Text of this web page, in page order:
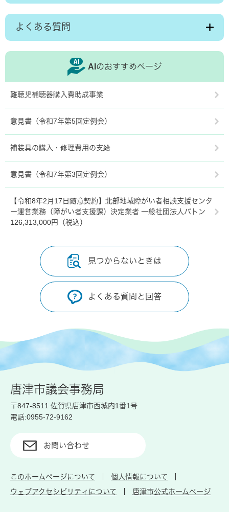
よくある質問
AIのおすすめページ
難聴児補聴器購入費助成事業
意見書（令和7年第5回定例会）
補装具の購入・修理費用の支給
意見書（令和7年第3回定例会）
【令和8年2月17日随意契約】北部地域障がい者相談支援センタ
ー運営業務（障がい者支援課）決定業者 一般社団法人バトン
126,313,000円（税込）
見つからないときは
よくある質問と回答
唐津市議会事務局
〒847-8511 佐賀県唐津市西城内1番1号
電話:0955-72-9162
お問い合わせ
このホームページについて
個人情報について
ウェブアクセシビリティについて
唐津市公式ホームページ